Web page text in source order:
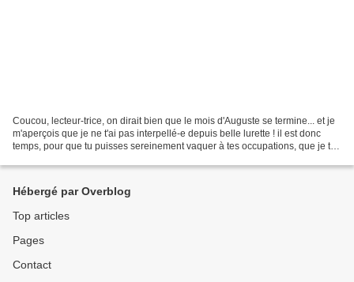
Coucou, lecteur-trice, on dirait bien que le mois d'Auguste se termine... et je
m'aperçois que je ne t'ai pas interpellé-e depuis belle lurette ! il est donc
temps, pour que tu puisses sereinement vaquer à tes occupations, que je te
Hébergé par Overblog
Top articles
Pages
Contact